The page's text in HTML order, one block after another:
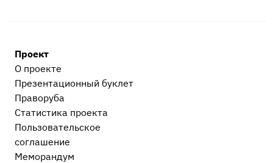
Проект
О проекте
Презентационный букл​ет
Праворуба
Статистика проекта
Пользовательское
соглашение
Меморандум